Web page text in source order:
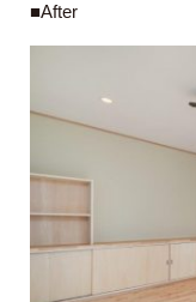
■After